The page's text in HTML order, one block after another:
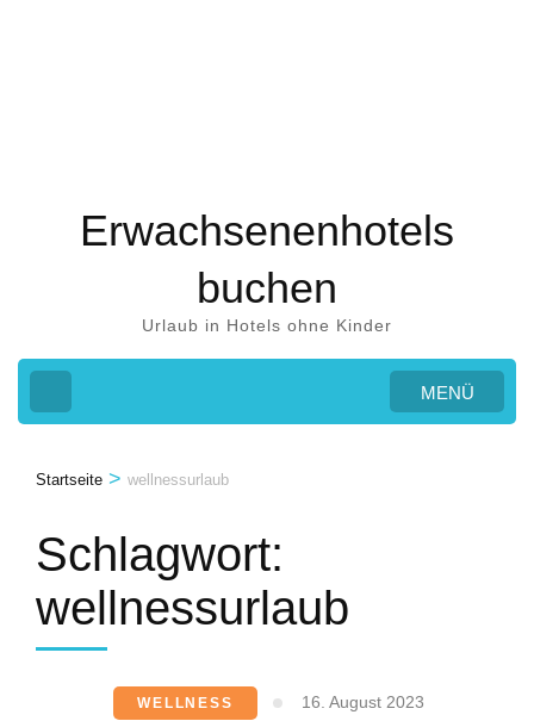
Erwachsenenhotels
buchen
Urlaub in Hotels ohne Kinder
MENÜ
Startseite > wellnessurlaub
Schlagwort:
wellnessurlaub
WELLNESS 16. August 2023